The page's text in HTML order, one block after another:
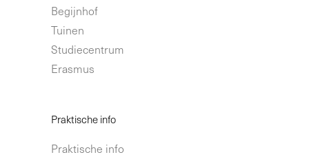
Begijnhof
Tuinen
Studiecentrum
Erasmus
Praktische info
Praktische info